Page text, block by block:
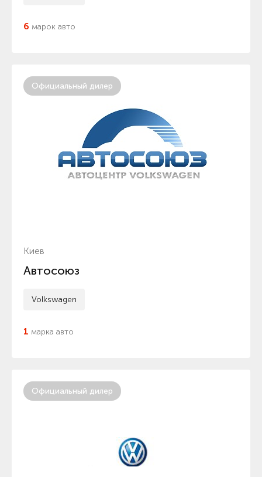
6 марок авто
Официальный дилер
Киев
Автосоюз
Volkswagen
1 марка авто
Официальный дилер